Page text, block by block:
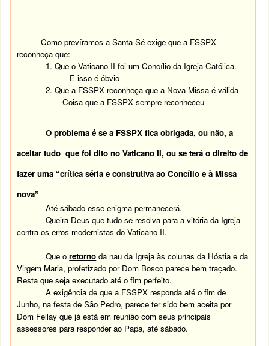
Como prevíramos a Santa Sé exige que a FSSPX
reconheça que:
1. Que o Vaticano II foi um Concílio da Igreja Católica.
E isso é óbvio
2. Que a FSSPX reconheça que a Nova Missa é válida
Coisa que a FSSPX sempre reconheceu
O problema é se a FSSPX fica obrigada, ou não, a
aceitar tudo que foi dito no Vaticano II, ou se terá o direito de
fazer uma “crítica séria e construtiva ao Concílio e à Missa
nova”
Até sábado esse enigma permanecerá.
Queira Deus que tudo se resolva para a vitória da Igreja
contra os erros modernistas do Vaticano II.
Que oretorno da nau da Igreja às colunas da Hóstia e da
Virgem Maria, profetizado por Dom Bosco parece bem traçado.
Resta que seja executado até o fim perfeito.
A exigência de que a FSSPX responda até o fim de
Junho, na festa de São Pedro, parece ter sido bem aceita por
Dom Fellay que já está em reunião com seus principais
assessores para responder ao Papa, até sábado.